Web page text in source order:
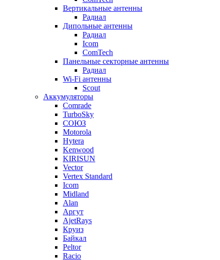
Вертикальные антенны
Радиал
Дипольные антенны
Радиал
Icom
ComTech
Панельные секторные антенны
Радиал
Wi-Fi антенны
Scout
Аккумуляторы
Comrade
TurboSky
СОЮЗ
Motorola
Hytera
Kenwood
KIRISUN
Vector
Vertex Standard
Icom
Midland
Alan
Аргут
AjetRays
Круиз
Байкал
Peltor
Racio